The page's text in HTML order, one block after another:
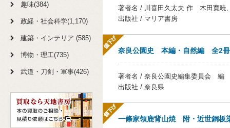
趣味(384)
政経・社会科学(1,170)
建築・インテリア (585)
博物・理工(735)
武道・刀剣・軍事(426)
著者名 / 川喜田久太夫 作 木田寛暁,
出版社 / マリア書房
奈良公園史 本編・自然編 全2
著者名 / 奈良公園史編集委員会 編
出版社 / 奈良県
一條家領鹿背山焼 附・近世銅板